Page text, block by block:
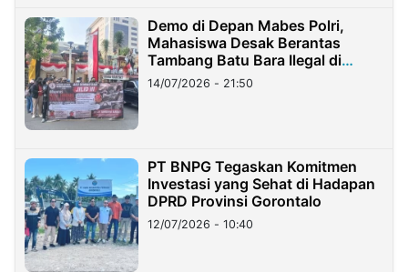
Demo di Depan Mabes Polri,
Mahasiswa Desak Berantas
Tambang Batu Bara Ilegal di
Lampung
14/07/2026 - 21:50
PT BNPG Tegaskan Komitmen
Investasi yang Sehat di Hadapan
DPRD Provinsi Gorontalo
12/07/2026 - 10:40